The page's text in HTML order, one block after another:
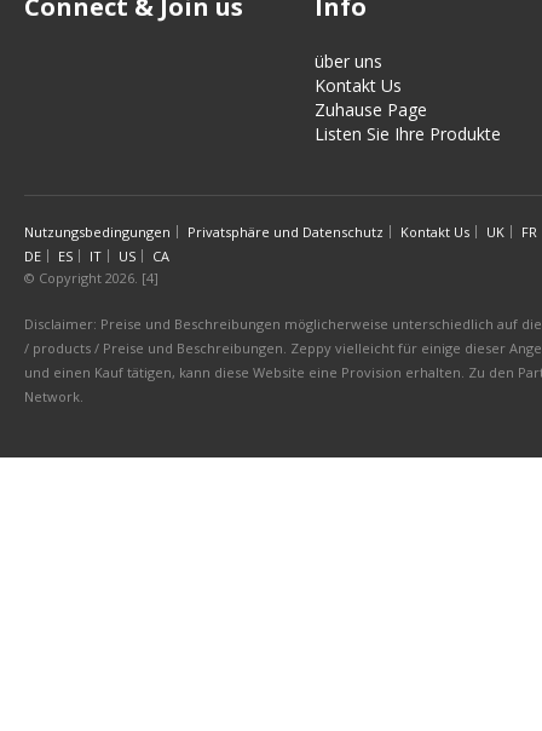
Connect & Join us Info
über uns
Kontakt Us
Zuhause Page
Listen Sie Ihre Produkte
Nutzungsbedingungen Privatsphäre und Datenschutz Kontakt Us UK
FR
DE
ES IT US
CA
© Copyright 2026. [4]
Disclaimer: Preise und Beschreibungen möglicherweise unterschiedlich auf
/ products / Preise und Beschreibungen. Zeppy vielleicht für einige dieser
und einen Kauf tätigen, kann diese Website eine Provision erhalten. Zu den
Network.